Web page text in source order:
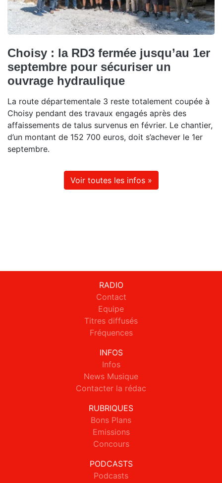
Choisy : la RD3 fermée jusqu’au 1er
septembre pour sécuriser un
ouvrage hydraulique
La route départementale 3 reste totalement coupée à
Choisy pendant des travaux engagés après des
affaissements de talus survenus en février. Le chantier,
d’un montant de 152 700 euros, doit s’achever le 1er
septembre.
Voir toutes les infos »
RADIO
Contact
Equipe
Titres diffusés
Fréquences
INFOS
Infos
News Musique
Contacter la rédac
RUBRIQUES
Bons Plans
Emissions
Concours
PODCASTS
Podcasts